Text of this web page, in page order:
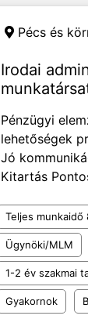
Pécs és
Irodai
Pénzügyi
lehetőségek
Jó
Kitartás
Teljes munkaidő
Ügynöki/MLM
1-2 év szakmai
Gyakornok